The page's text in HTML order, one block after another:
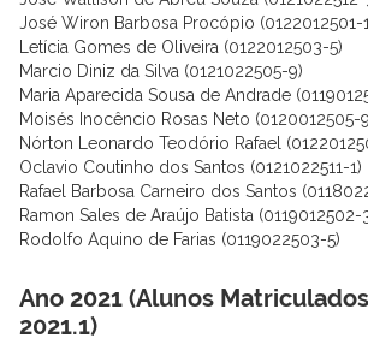
José Wiron Barbosa Procópio (0122012501-
Letícia Gomes de Oliveira (0122012503-5)
Marcio Diniz da Silva (0121022505-9)
Maria Aparecida Sousa de Andrade
Moisés Inocêncio Rosas Neto (0120012505-
Nórton Leonardo Teodório Rafael
Oclavio Coutinho dos Santos (0121022511-1)
Rafael Barbosa Carneiro dos Santos
Ramon Sales de Araújo Batista (0119012502-
Rodolfo Aquino de Farias (0119022503-5)
Ano 2021 (Alunos
2021.1)